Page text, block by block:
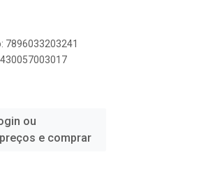
7896033203241
ou
e comprar